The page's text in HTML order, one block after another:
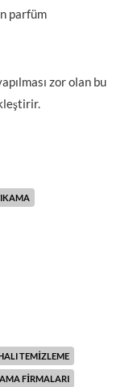
parfüm
zor olan bu
TEMIZLEME
FIRMALARI